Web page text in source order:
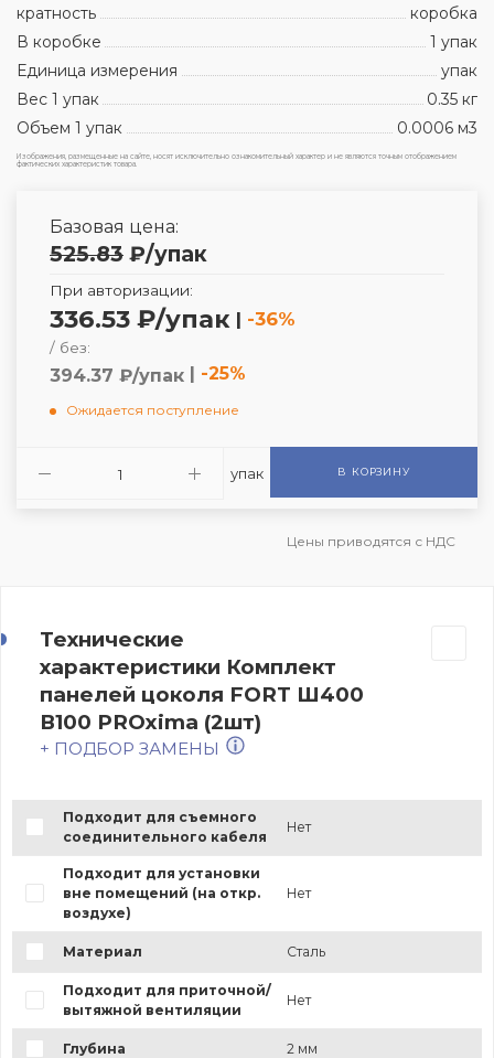
кратность
коробка
В коробке
1 упак
Единица измерения
упак
Вес 1 упак
0.35 кг
Объем 1 упак
0.0006 м3
Изображения, размещенные на сайте, носят исключительно ознакомительный характер и не являются точным отображением
фактических характеристик товара.
Базовая цена:
525.83 ₽/упак
При авторизации:
336.53 ₽/упак | -36%
/ без:
394.37 ₽/упак | -25%
Ожидается поступление
упак В КОРЗИНУ
Цены приводятся с НДС
Технические
характеристики Комплект
панелей цоколя FORT Ш400
В100 PROxima (2шт)
+ ПОДБОР ЗАМЕНЫ
Подходит для съемного
соединительного кабеля
Нет
Подходит для установки
вне помещений (на откр.
воздухе)
Нет
Материал Сталь
Подходит для приточной/
вытяжной вентиляции
Нет
Глубина 2 мм